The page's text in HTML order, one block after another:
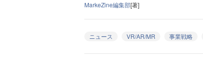
MarkeZine編集部[著]
ニュース VR/AR/MR 事業戦略